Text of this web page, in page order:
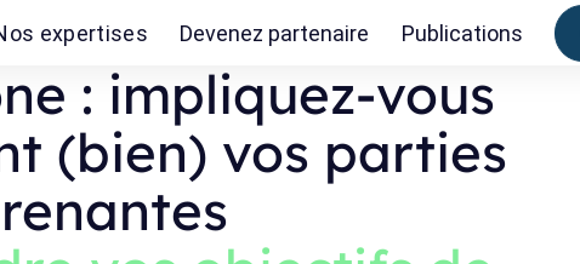
expertises Devenez partenaire Publications
: impliquez-vous
(bien) vos parties